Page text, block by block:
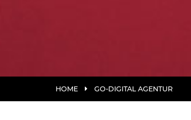
HOME GO-DIGITAL AGENTUR